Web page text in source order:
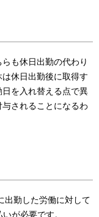
も休日出勤の代わり
休日出勤後に取得す
を入れ替える点で異
されることになるわ
出勤した労働に対して
が必要です。